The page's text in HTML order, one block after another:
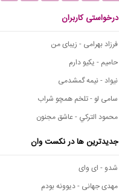
درخواستی کاربران
فرزاد بهرامی - زیبای من
حامیم - یکیو دارم
نیواد - نیمه گمشدمی
سامی لو - تلخم همچو شراب
محمود التركي - عاشق مجنون
جدیدترین ها در نکست وان
شدو - ای وای
مهدی جهانی - دیوونه بودم